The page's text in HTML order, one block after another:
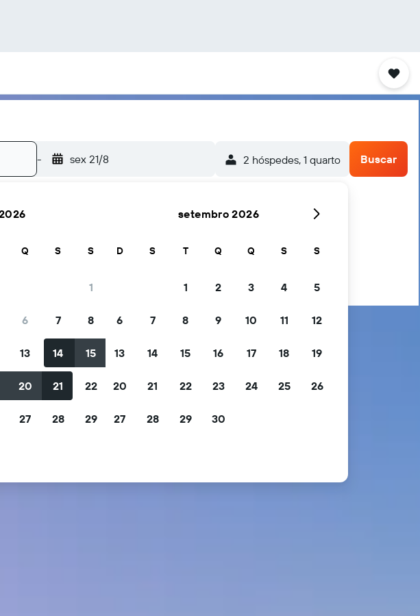
- sex 21/8 2 hóspedes, 1 quarto Buscar
Maceió
Q S S
1
6 7 8
13 14 15
20 21 22
27 28 29
setembro 2026
D S T Q Q S S
1 2 3 4 5
6 7 8 9 10 11 12
13 14 15 16 17 18 19
20 21 22 23 24 25 26
27 28 29 30